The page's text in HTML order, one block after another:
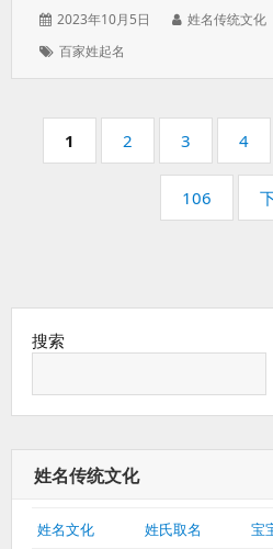
发
于：
2023年10月5日
作
姓名传统文化
标
百家姓起名
页
码：
1
页
码：
2
页
码：
3
页
码：
4
页
码：
106
搜索
姓名传统文化
姓名文化 姓氏取名 宝